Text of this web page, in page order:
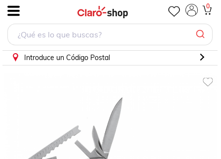
0
Introduce un Código Postal
Multiherramienta Maxtool 14 Funciones